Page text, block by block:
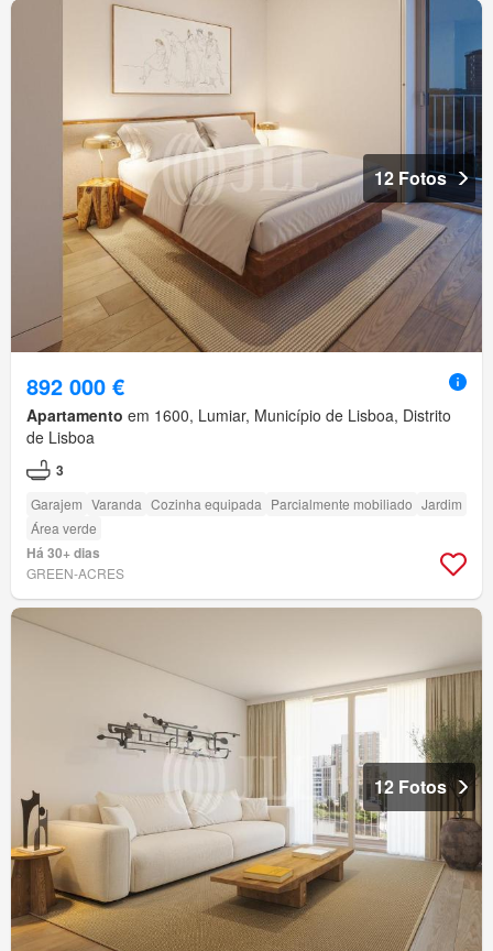
12 Fotos
892 000 €
Apartamento em 1600, Lumiar, Município de Lisboa, Distrito
de Lisboa
3
Garajem Varanda Cozinha equipada Parcialmente mobiliado Jardim
Área verde
Há 30+ dias
GREEN-ACRES
12 Fotos